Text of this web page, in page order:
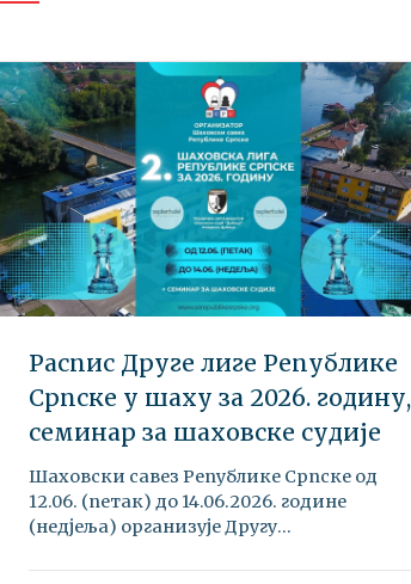
Распис Друге лиге Републике
Српске у шаху за 2026. годину,
семинар за шаховске судије
Шаховски савез Републике Српске oд
12.06. (петак) до 14.06.2026. године
(недјеља) организује Другу...